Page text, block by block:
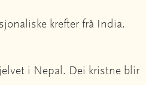
krefter frå India.
i Nepal. Dei kristne blir